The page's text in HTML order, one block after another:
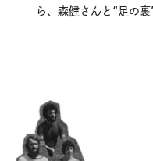
ら、森健さんと“足の